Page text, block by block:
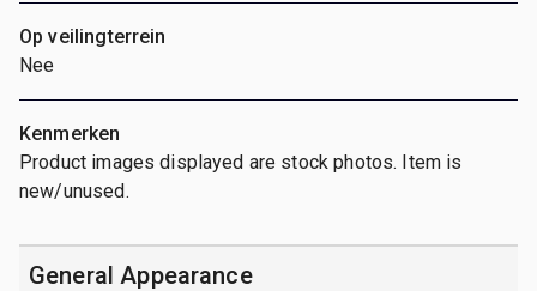
Op veilingterrein
Nee
Kenmerken
Product images displayed are stock photos. Item is
new/unused.
General Appearance